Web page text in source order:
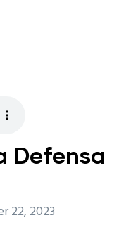
Defensa
22, 2023